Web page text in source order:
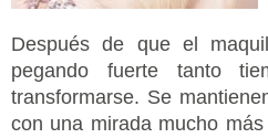
Después de que el
pegando fuerte tanto
transformarse. Se
con una mirada mucho